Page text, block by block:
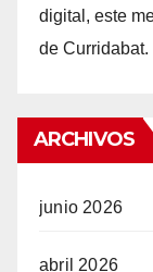
digital, este
de Curridabat.
ARCHIVOS
junio 2026
abril 2026